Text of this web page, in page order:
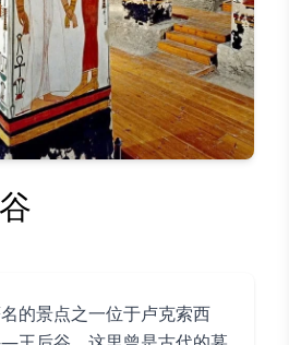
的景点之一位于卢克索西